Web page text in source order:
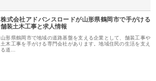
株式会社アドバンスロードが山形県鶴岡市で手がける
舗装土木工事と求人情報
山形県鶴岡市で地域の道路基盤を支える企業として、舗装工事や
土木工事を手がける専門会社があります。地域住民の生活を支え
る道…